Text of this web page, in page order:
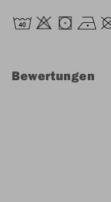
Bewertungen